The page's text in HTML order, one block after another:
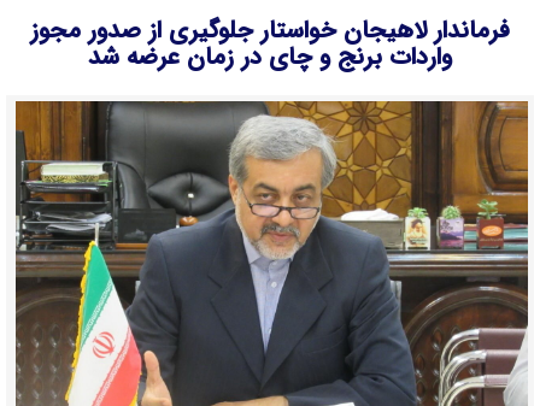
فرماندار لاهیجان خواستار جلوگیری از صدور مجوز
واردات برنج و چای در زمان عرضه شد